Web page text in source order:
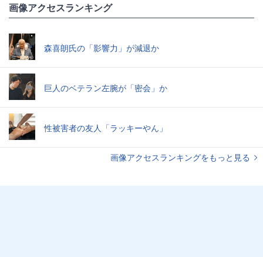
画像アクセスランキング
森喜朗氏の「影響力」が減退か
巨人のベテラン左腕が「密会」か
性被害者の友人「ラッキーやん」
画像アクセスランキングをもっと見る